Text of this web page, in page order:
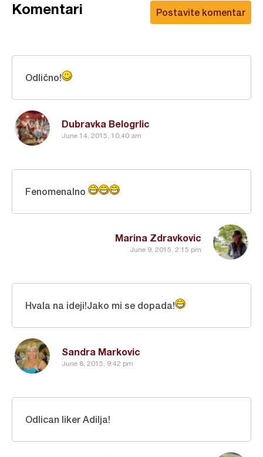
Postavite komentar
Komentari
Dubravka Belogrlic
June 14, 2015, 10:40 am
Odlično!
Marina Zdravkovic
June 9, 2015, 2:15 pm
Fenomenalno
Sandra Markovic
June 8, 2015, 9:42 pm
Hvala na ideji!Jako mi se dopada!
Odlican liker Adilja!